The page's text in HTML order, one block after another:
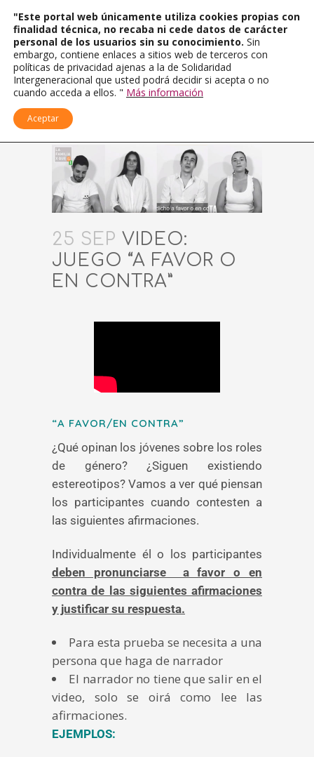
25 SEP VIDEO:
JUEGO “A FAVOR O
EN CONTRA”
“A FAVOR/EN CONTRA”
¿Qué opinan los jóvenes sobre los roles
de género? ¿Siguen existiendo
estereotipos? Vamos a ver qué piensan
los participantes cuando contesten a
las siguientes afirmaciones.
Individualmente él o los participantes
deben pronunciarse a favor o en
contra de las siguientes afirmaciones
y justificar su respuesta.
Para esta prueba se necesita a una
persona que haga de narrador
El narrador no tiene que salir en el
video, solo se oirá como lee las
afirmaciones.
EJEMPLOS:
"Este portal web únicamente utiliza cookies propias con
finalidad técnica, no recaba ni cede datos de carácter
personal de los usuarios sin su conocimiento. Sin
embargo, contiene enlaces a sitios web de terceros con
políticas de privacidad ajenas a la de Solidaridad
Intergeneracional que usted podrá decidir si acepta o no
cuando acceda a ellos. " Más información
Aceptar